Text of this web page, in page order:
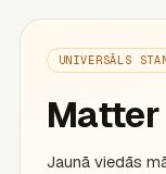
UNIVERSĀLS
Matter
Jaunā viedās